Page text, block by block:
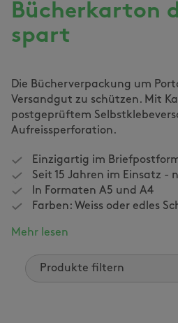
Bücherkarton
spart
Die Bücherverpackung um
Versandgut zu schützen. Mit
postgeprüftem
Aufreissperforation.
Einzigartig im
Seit 15 Jahren im Einsatz -
In Formaten A5 und A4
Farben: Weiss oder edles
Mehr lesen
Produkte filtern